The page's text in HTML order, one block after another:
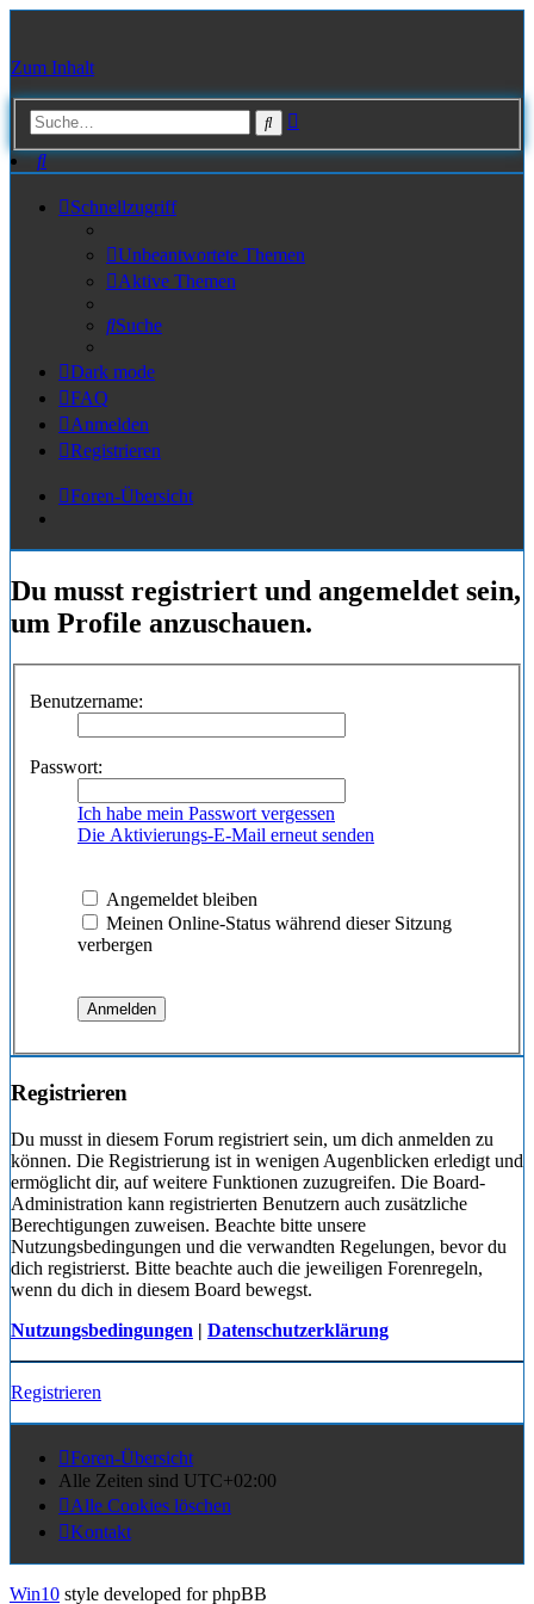
Zum Inhalt
Suche
Suche
Schnellzugriff
Unbeantwortete Themen
Aktive Themen
Suche
Dark mode
FAQ
Anmelden
Registrieren
Foren-Übersicht
Du musst registriert und angemeldet sein,
um Profile anzuschauen.
Benutzername:
Passwort:
Ich habe mein Passwort vergessen
Die Aktivierungs-E-Mail erneut senden
Angemeldet bleiben
Meinen Online-Status während dieser Sitzung
verbergen
Registrieren
Du musst in diesem Forum registriert sein, um dich anmelden zu
können. Die Registrierung ist in wenigen Augenblicken erledigt und
ermöglicht dir, auf weitere Funktionen zuzugreifen. Die Board-
Administration kann registrierten Benutzern auch zusätzliche
Berechtigungen zuweisen. Beachte bitte unsere
Nutzungsbedingungen und die verwandten Regelungen, bevor du
dich registrierst. Bitte beachte auch die jeweiligen Forenregeln,
wenn du dich in diesem Board bewegst.
Nutzungsbedingungen | Datenschutzerklärung
Registrieren
Foren-Übersicht
Alle Zeiten sind UTC+02:00
Alle Cookies löschen
Kontakt
Win10 style developed for phpBB